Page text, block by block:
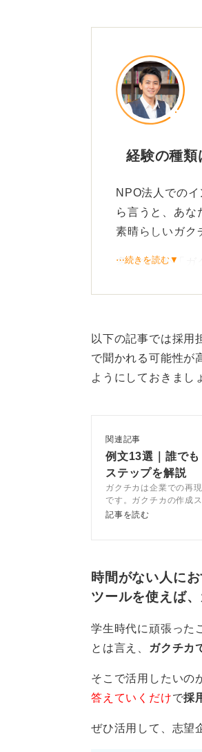
⑤結果（例：寄
自分だけの経験
識するようにし
経験の種
NPO法人での
ら言うと、あな
素晴らしいガク
多くの人が「ガ
目的・行動
もし、あなたが
その際は、「
中に何を心掛け
学んだのか（学
この一連のスト
りの証拠となり
⋯続きを読む▼
以下の記事では採用
で聞かれる可能性が
ようにしておきまし
関連記事
例文13選｜誰で
ステップを解説
ガクチカは企業での再
です。ガクチカの作成
ーンをキャリアコンサ
記事を読む
時間がない人にお
ツールを使えば
学生時代に頑張った
とは言え、 ガクチカ
そこで活用したいの
答えていくだけで採
ぜひ活用して、志望